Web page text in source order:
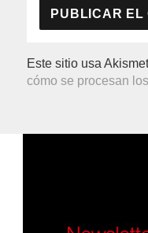
Este sitio usa
cómo se procesan